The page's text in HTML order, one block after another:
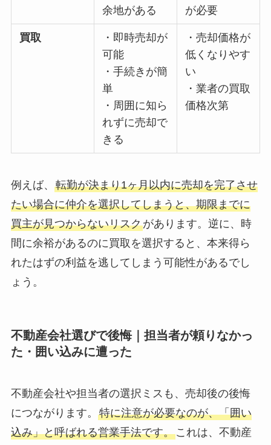
余地がある
が必要
買取
・即時売却が
可能
・手続きが簡
単
・周囲に知ら
れずに売却で
きる
・売却価格が
低くなりやす
い
・業者の買取
価格次第
例えば、 転勤が決まり1ヶ月以内に売却を完了させ
たい場合に仲介を選択してしまうと、期限までに
買主が見つからないリスクがあります。逆に、時
間に余裕があるのに買取を選択すると、本来得ら
れたはずの利益を逃してしまう可能性があるでし
ょう。
不動産会社選びで後悔｜担当者が頼りなかっ
た・囲い込みに遭った
不動産会社や担当者の選択ミスも、売却後の後悔
につながります。 特に注意が必要なのが、「囲い
込み」と呼ばれる営業手法です。これは、不動産